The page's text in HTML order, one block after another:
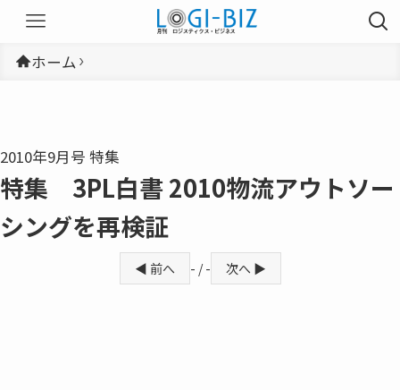
ホーム
2010年9月号 特集
特集 3PL白書 2010物流アウトソー
シングを再検証
◀ 前へ - / - 次へ ▶